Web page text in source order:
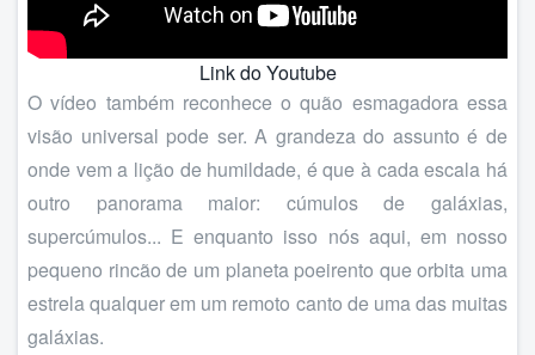
Link do Youtube
O vídeo também reconhece o quão esmagadora essa
visão universal pode ser. A grandeza do assunto é de
onde vem a lição de humildade, é que à cada escala há
outro panorama maior: cúmulos de galáxias,
supercúmulos... E enquanto isso nós aqui, em nosso
pequeno rincão de um planeta poeirento que orbita uma
estrela qualquer em um remoto canto de uma das muitas
galáxias.